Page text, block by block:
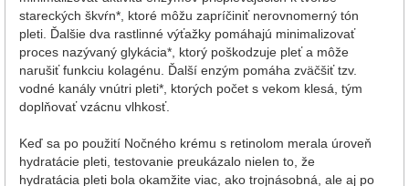
stareckých škvŕn*, ktoré môžu zapríčiniť nerovnomerný tón
pleti. Ďalšie dva rastlinné výťažky pomáhajú minimalizovať
proces nazývaný glykácia*, ktorý poškodzuje pleť a môže
narušiť funkciu kolagénu. Ďalší enzým pomáha zväčšiť tzv.
vodné kanály vnútri pleti*, ktorých počet s vekom klesá, tým
doplňovať vzácnu vlhkosť.
Keď sa po použití Nočného krému s retinolom merala úroveň
hydratácie pleti, testovanie preukázalo nielen to, že
hydratácia pleti bola okamžite viac, ako trojnásobná, ale aj po